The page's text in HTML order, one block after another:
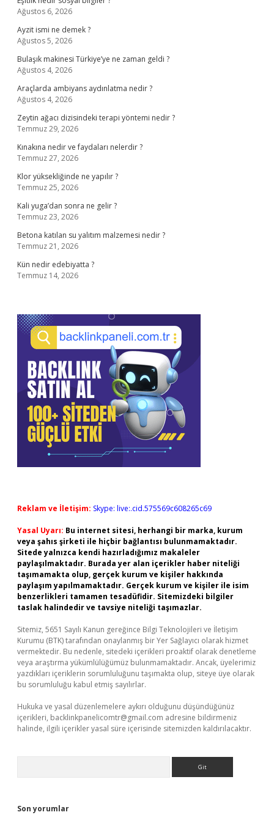
Ağustos 6, 2026
Ayzit ismi ne demek ?
Ağustos 5, 2026
Bulaşık makinesi Türkiye’ye ne zaman geldi ?
Ağustos 4, 2026
Araçlarda ambiyans aydınlatma nedir ?
Ağustos 4, 2026
Zeytin ağacı dizisindeki terapi yöntemi nedir ?
Temmuz 29, 2026
Kınakına nedir ve faydaları nelerdir ?
Temmuz 27, 2026
Klor yüksekliğinde ne yapılır ?
Temmuz 25, 2026
Kali yuga’dan sonra ne gelir ?
Temmuz 23, 2026
Betona katılan su yalıtım malzemesi nedir ?
Temmuz 21, 2026
Kün nedir edebiyatta ?
Temmuz 14, 2026
Reklam ve İletişim: Skype: live:.cid.575569c608265c69
Yasal Uyarı: Bu internet sitesi, herhangi bir marka, kurum
veya şahıs şirketi ile hiçbir bağlantısı bulunmamaktadır.
Sitede yalnızca kendi hazırladığımız makaleler
paylaşılmaktadır. Burada yer alan içerikler haber niteliği
taşımamakta olup, gerçek kurum ve kişiler hakkında
paylaşım yapılmamaktadır. Gerçek kurum ve kişiler ile isim
benzerlikleri tamamen tesadüfidir. Sitemizdeki bilgiler
taslak halindedir ve tavsiye niteliği taşımazlar.
Sitemiz, 5651 Sayılı Kanun gereğince Bilgi Teknolojileri ve İletişim
Kurumu (BTK) tarafından onaylanmış bir Yer Sağlayıcı olarak hizmet
vermektedir. Bu nedenle, sitedeki içerikleri proaktif olarak denetleme
veya araştırma yükümlülüğümüz bulunmamaktadır. Ancak, üyelerimiz
yazdıkları içeriklerin sorumluluğunu taşımakta olup, siteye üye olarak
bu sorumluluğu kabul etmiş sayılırlar.
Hukuka ve yasal düzenlemelere aykırı olduğunu düşündüğünüz
içerikleri, backlinkpanelicomtr@gmail.com adresine bildirmeniz
halinde, ilgili içerikler yasal süre içerisinde sitemizden kaldırılacaktır.
Son yorumlar